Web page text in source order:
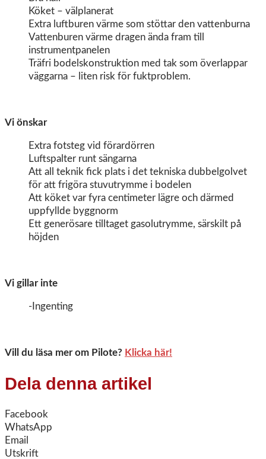
Köket – välplanerat
Extra luftburen värme som stöttar den vattenburna
Vattenburen värme dragen ända fram till
instrumentpanelen
Träfri bodelskonstruktion med tak som överlappar
väggarna – liten risk för fuktproblem.
Vi önskar
Extra fotsteg vid förardörren
Luftspalter runt sängarna
Att all teknik fick plats i det tekniska dubbelgolvet
för att frigöra stuvutrymme i bodelen
Att köket var fyra centimeter lägre och därmed
uppfyllde byggnorm
Ett generösare tilltaget gasolutrymme, särskilt på
höjden
Vi gillar inte
-Ingenting
Vill du läsa mer om Pilote? Klicka här!
Dela denna artikel
Facebook
WhatsApp
Email
Utskrift